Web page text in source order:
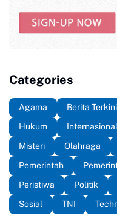
Categories
Agama Berita Terkini
Hukum
Internasional
Misteri
Olahraga
Pemerintah
Peristiwa
Politik
Sosial
TNI